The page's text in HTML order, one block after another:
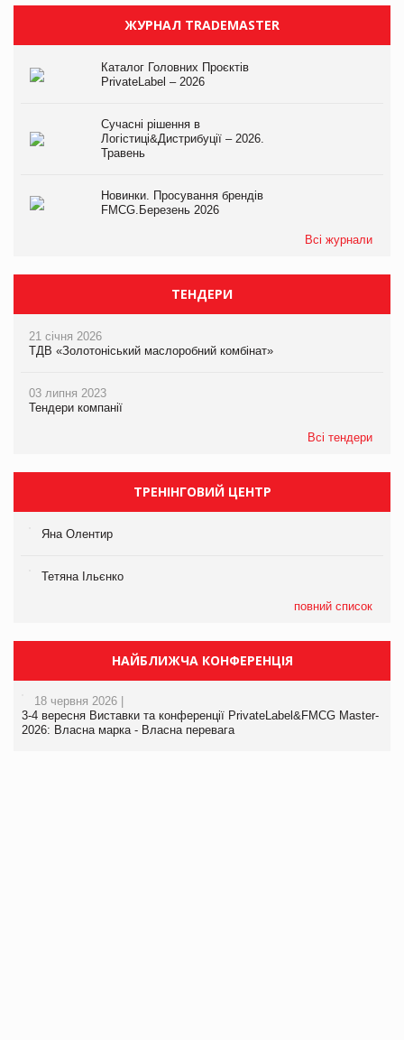
ЖУРНАЛ TRADEMASTER
Каталог Головних Проєктів
PrivateLabel – 2026
Сучасні рішення в
Логістиці&Дистрибуції – 2026.
Травень
Новинки. Просування брендів
FMCG.Березень 2026
Всі журнали
ТЕНДЕРИ
21 січня 2026
ТДВ «Золотоніський маслоробний комбінат»
03 липня 2023
Тендери компанії
Всі тендери
ТРЕНІНГОВИЙ ЦЕНТР
Яна Олентир
Тетяна Ільєнко
повний список
НАЙБЛИЖЧА КОНФЕРЕНЦІЯ
18 червня 2026 |
3-4 вересня Виставки та конференції PrivateLabel&FMCG Master-
2026: Власна марка - Власна перевага